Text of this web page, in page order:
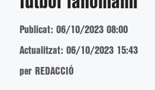
Publicat: 06/10/2023 08:00
Actualitzat: 06/10/2023 15:43
per REDACCIÓ